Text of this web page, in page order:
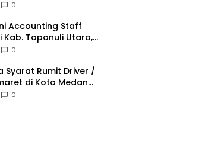
0
Accounting Staff
Tapanuli Utara,
Tahun 2025
0
Syarat Rumit Driver /
di Kota Medan
0